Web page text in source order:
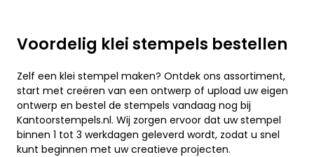
Voordelig klei stempels bestellen
Zelf een klei stempel maken? Ontdek ons assortiment,
start met creëren van een ontwerp of upload uw eigen
ontwerp en bestel de stempels vandaag nog bij
Kantoorstempels.nl. Wij zorgen ervoor dat uw stempel
binnen 1 tot 3 werkdagen geleverd wordt, zodat u snel
kunt beginnen met uw creatieve projecten.